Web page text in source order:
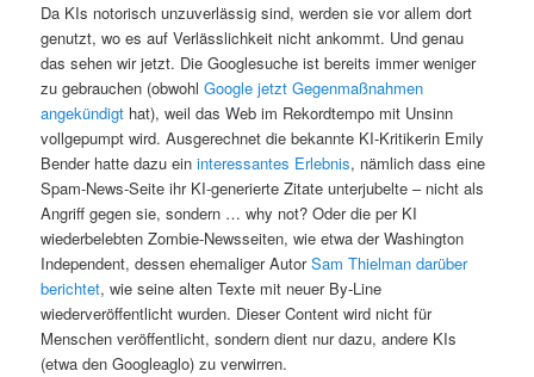
Da KIs notorisch unzuverlässig sind, werden sie vor allem dort
genutzt, wo es auf Verlässlichkeit nicht ankommt. Und genau
das sehen wir jetzt. Die Googlesuche ist bereits immer weniger
zu gebrauchen (obwohlGoogle jetzt Gegenmaßnahmen
angekündigt hat), weil das Web im Rekordtempo mit Unsinn
vollgepumpt wird. Ausgerechnet die bekannte KI-Kritikerin Emily
Bender hatte dazu eininteressantes Erlebnis, nämlich dass eine
Spam-News-Seite ihr KI-generierte Zitate unterjubelte – nicht als
Angriff gegen sie, sondern … why not? Oder die per KI
wiederbelebten Zombie-Newsseiten, wie etwa der Washington
Independent, dessen ehemaliger AutorSam Thielman darüber
berichtet, wie seine alten Texte mit neuer By-Line
wiederveröffentlicht wurden. Dieser Content wird nicht für
Menschen veröffentlicht, sondern dient nur dazu, andere KIs
(etwa den Googleaglo) zu verwirren.